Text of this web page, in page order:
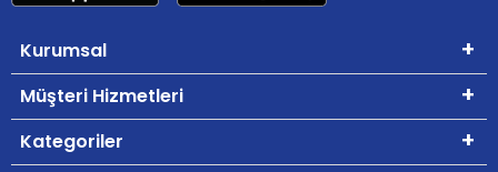
Kurumsal
Müşteri Hizmetleri
Kategoriler